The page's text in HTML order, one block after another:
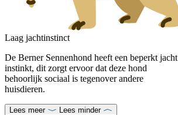
Laag jachtinstinct
De Berner Sennenhond heeft een beperkt jacht
instinkt, dit zorgt ervoor dat deze hond
behoorlijk sociaal is tegenover andere
huisdieren.
Lees meer Lees minder